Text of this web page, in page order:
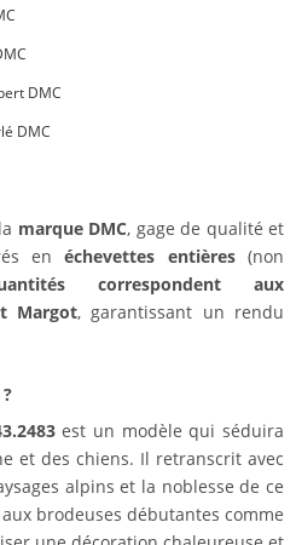
DMC
DMC
marque DMC, gage de qualité et
enéchevettes entières(non
correspondent aux
Margot, garantissant un rendu
est un modèle qui séduira
et des chiens. Il retranscrit avec
alpins et la noblesse de ce
brodeuses débutantes comme